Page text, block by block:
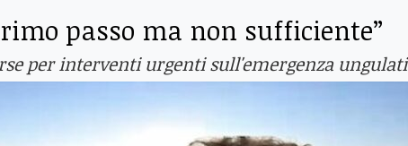
passo ma non sufficiente”
per interventi urgenti sull'emergenza ungulati